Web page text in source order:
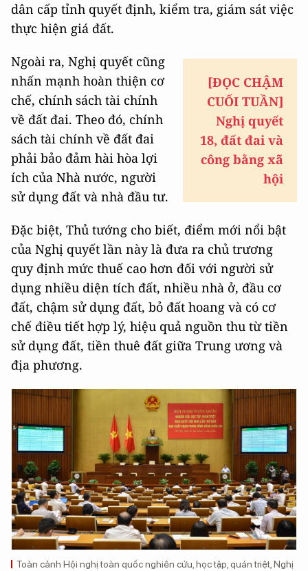
dân cấp tỉnh quyết định, kiểm tra, giám sát việc
thực hiện giá đất.
[ĐỌC CHẬM
CUỐI TUẦN]
Nghị quyết
18, đất đai và
công bằng xã
hội
Ngoài ra, Nghị quyết cũng
nhấn mạnh hoàn thiện cơ
chế, chính sách tài chính
về đất đai. Theo đó, chính
sách tài chính về đất đai
phải bảo đảm hài hòa lợi
ích của Nhà nước, người
sử dụng đất và nhà đầu tư.
Đặc biệt, Thủ tướng cho biết, điểm mới nổi bật
của Nghị quyết lần này là đưa ra chủ trương
quy định mức thuế cao hơn đối với người sử
dụng nhiều diện tích đất, nhiều nhà ở, đầu cơ
đất, chậm sử dụng đất, bỏ đất hoang và có cơ
chế điều tiết hợp lý, hiệu quả nguồn thu từ tiền
sử dụng đất, tiền thuê đất giữa Trung ương và
địa phương.
Toàn cảnh Hội nghị toàn quốc nghiên cứu, học tập, quán triệt, Nghị